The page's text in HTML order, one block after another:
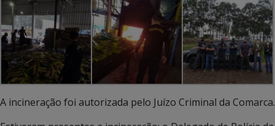
A incineração foi autorizada pelo Juízo Criminal da Comarca.